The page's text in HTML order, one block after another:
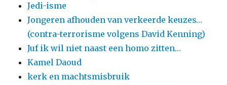
Jedi-isme
Jongeren afhouden van verkeerde keuzes…
(contra-terrorisme volgens David Kenning)
Juf ik wil niet naast een homo zitten…
Kamel Daoud
kerk en machtsmisbruik